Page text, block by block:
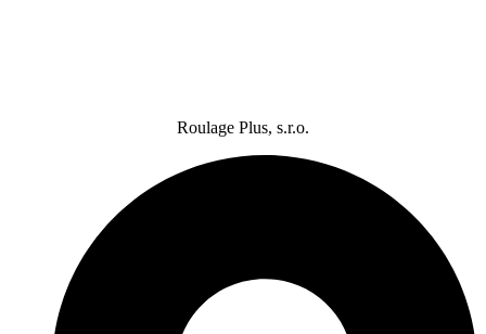
Roulage Plus, s.r.o.